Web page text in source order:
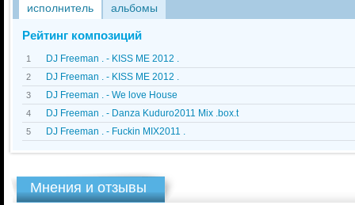
исполнитель альбомы
Рейтинг композиций
1 DJ Freeman . - KISS ME 2012 .
2 DJ Freeman . - KISS ME 2012 .
3 DJ Freeman . - We love House
4 DJ Freeman . - Danza Kuduro2011 Mix .box.t
5 DJ Freeman . - Fuckin MIX2011 .
Мнения и отзывы